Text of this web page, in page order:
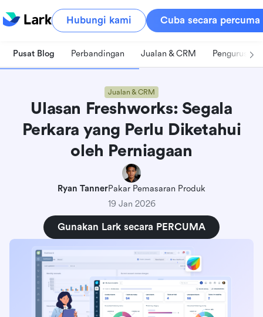
Hubungi kami Cuba secara percuma
Pusat Blog Perbandingan Jualan & CRM Pengurusan
Jualan & CRM
Ulasan Freshworks: Segala
Perkara yang Perlu Diketahui
oleh Perniagaan
Ryan TannerPakar Pemasaran Produk
19 Jan 2026
Gunakan Lark secara PERCUMA